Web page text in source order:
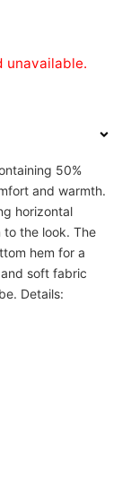
unavailable.
50%
and warmth.
horizontal
the look. The
hem for a
soft fabric
Details: